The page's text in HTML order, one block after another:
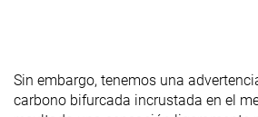
Sin embargo, tenemos una
carbono bifurcada incrustada en el